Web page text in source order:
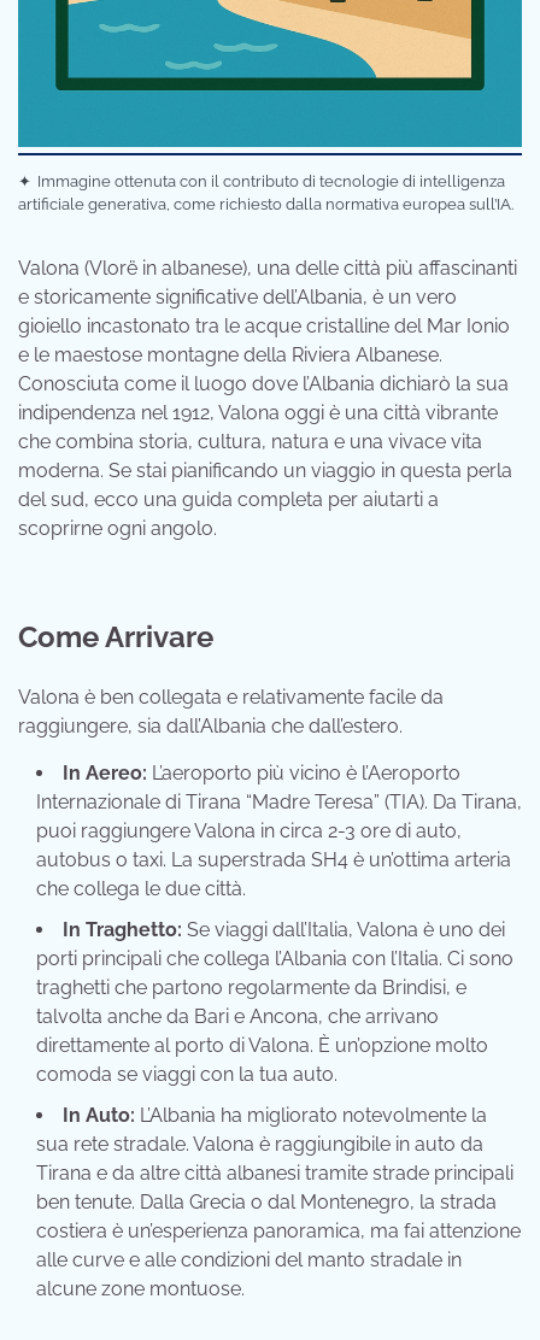
✦ Immagine ottenuta con il contributo di tecnologie di intelligenza
artificiale generativa, come richiesto dalla normativa europea sull’IA.
Valona (Vlorë in albanese), una delle città più affascinanti
e storicamente significative dell’Albania, è un vero
gioiello incastonato tra le acque cristalline del Mar Ionio
e le maestose montagne della Riviera Albanese.
Conosciuta come il luogo dove l’Albania dichiarò la sua
indipendenza nel 1912, Valona oggi è una città vibrante
che combina storia, cultura, natura e una vivace vita
moderna. Se stai pianificando un viaggio in questa perla
del sud, ecco una guida completa per aiutarti a
scoprirne ogni angolo.
Come Arrivare
Valona è ben collegata e relativamente facile da
raggiungere, sia dall’Albania che dall’estero.
In Aereo: L’aeroporto più vicino è l’Aeroporto
Internazionale di Tirana “Madre Teresa” (TIA). Da Tirana,
puoi raggiungere Valona in circa 2-3 ore di auto,
autobus o taxi. La superstrada SH4 è un’ottima arteria
che collega le due città.
In Traghetto: Se viaggi dall’Italia, Valona è uno dei
porti principali che collega l’Albania con l’Italia. Ci sono
traghetti che partono regolarmente da Brindisi, e
talvolta anche da Bari e Ancona, che arrivano
direttamente al porto di Valona. È un’opzione molto
comoda se viaggi con la tua auto.
In Auto: L’Albania ha migliorato notevolmente la
sua rete stradale. Valona è raggiungibile in auto da
Tirana e da altre città albanesi tramite strade principali
ben tenute. Dalla Grecia o dal Montenegro, la strada
costiera è un’esperienza panoramica, ma fai attenzione
alle curve e alle condizioni del manto stradale in
alcune zone montuose.